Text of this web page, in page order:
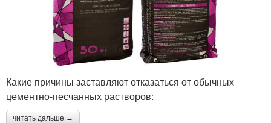
Какие причины заставляют отказаться от обычных
цементно-песчанных растворов:
читать дальше →